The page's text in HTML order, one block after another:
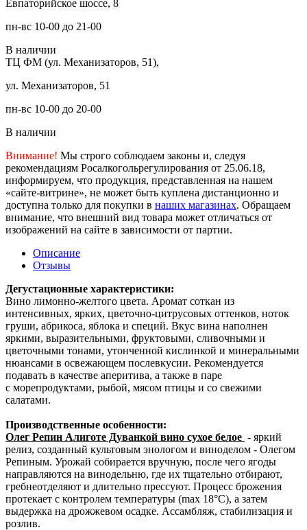
Евпаторийское шоссе, 8
пн-вс 10-00 до 21-00
В наличии
ТЦ ФМ (ул. Механизаторов, 51),
ул. Механизаторов, 51
пн-вс 10-00 до 20-00
В наличии
Внимание! Мы строго соблюдаем законы и, следуя
рекомендациям Росалкогольрегулирования от 25.06.18,
информируем, что продукция, представленная на нашем
«сайте-витрине», не может быть куплена дистанционно и
доступна только для покупки в наших магазинах. Обращаем
внимание, что внешний вид товара может отличаться от
изображений на сайте в зависимости от партии.
Описание
Отзывы
Дегустационные характеристики:
Вино лимонно-желтого цвета. Аромат соткан из
интенсивных, ярких, цветочно-цитрусовых оттенков, ноток
груши, абрикоса, яблока и специй. Вкус вина наполнен
яркими, выразительными, фруктовыми, сливочными и
цветочными тонами, утонченной кислинкой и минеральными
нюансами в освежающем послевкусии. Рекомендуется
подавать в качестве аперитива, а также в паре
с морепродуктами, рыбой, мясом птицы и со свежими
салатами.
Производственные особенности:
Олег Репин Алиготе Дуванкой вино сухое белое - яркий
релиз, созданный культовым энологом и виноделом - Олегом
Репиным. Урожай собирается вручную, после чего ягоды
направляются на винодельню, где их тщательно отбирают,
гребнеотделяют и длительно прессуют. Процесс брожения
протекает с контролем температуры (max 18°С), а затем
выдержка на дрожжевом осадке. Ассамбляж, стабилизация и
розлив.